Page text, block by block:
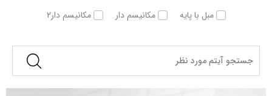
مبل با پایه
مکانیسم دار مکانیسم دار2